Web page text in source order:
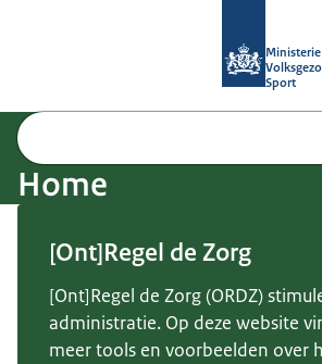
Ministerie
Sport
Home
[Ont]Regel de Zorg
[Ont]Regel de Zorg (ORDZ)
administratie. Op deze website
meer tools en voorbeelden over